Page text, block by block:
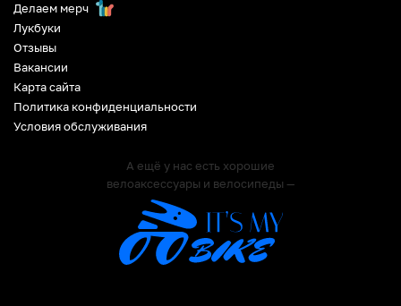
Делаем мерч
Лукбуки
Отзывы
Вакансии
Карта сайта
Политика конфиденциальности
Условия обслуживания
А ещё у нас есть хорошие
велоаксессуары и велосипеды —